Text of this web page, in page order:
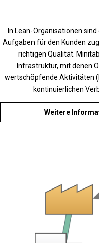
In Lean-Organisationen
Aufgaben für den Kunden
richtigen Qualität.
Infrastruktur, mit denen
wertschöpfende Aktivitäten
kontinuierlichen
Weitere